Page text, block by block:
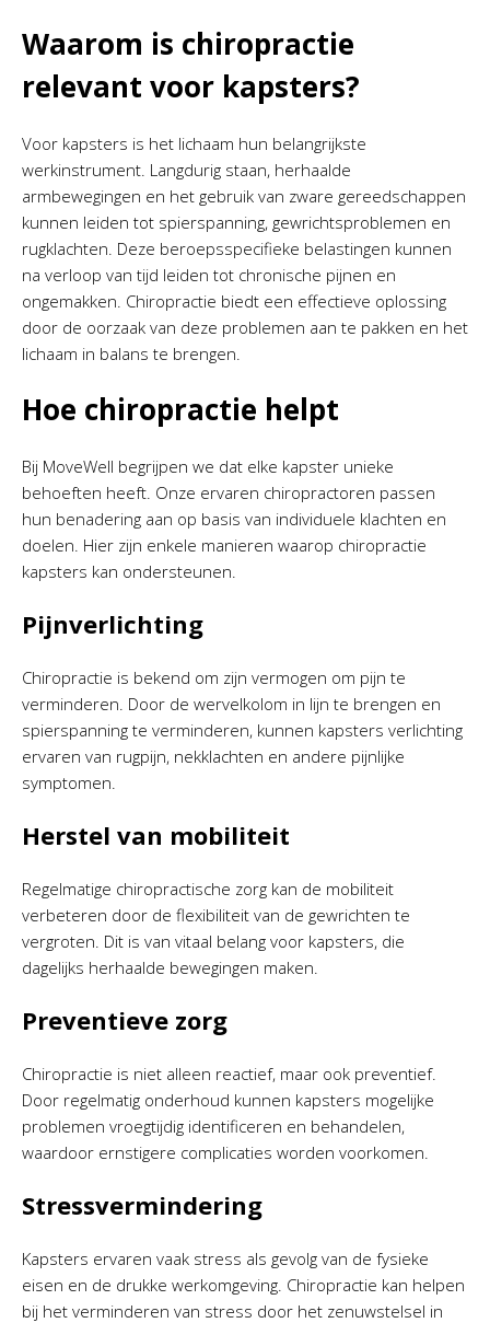
Waarom is chiropractie
relevant voor kapsters?
Voor kapsters is het lichaam hun belangrijkste
werkinstrument. Langdurig staan, herhaalde
armbewegingen en het gebruik van zware gereedschappen
kunnen leiden tot spierspanning, gewrichtsproblemen en
rugklachten. Deze beroepsspecifieke belastingen kunnen
na verloop van tijd leiden tot chronische pijnen en
ongemakken. Chiropractie biedt een effectieve oplossing
door de oorzaak van deze problemen aan te pakken en het
lichaam in balans te brengen.
Hoe chiropractie helpt
Bij MoveWell begrijpen we dat elke kapster unieke
behoeften heeft. Onze ervaren chiropractoren passen
hun benadering aan op basis van individuele klachten en
doelen. Hier zijn enkele manieren waarop chiropractie
kapsters kan ondersteunen.
Pijnverlichting
Chiropractie is bekend om zijn vermogen om pijn te
verminderen. Door de wervelkolom in lijn te brengen en
spierspanning te verminderen, kunnen kapsters verlichting
ervaren van rugpijn, nekklachten en andere pijnlijke
symptomen.
Herstel van mobiliteit
Regelmatige chiropractische zorg kan de mobiliteit
verbeteren door de flexibiliteit van de gewrichten te
vergroten. Dit is van vitaal belang voor kapsters, die
dagelijks herhaalde bewegingen maken.
Preventieve zorg
Chiropractie is niet alleen reactief, maar ook preventief.
Door regelmatig onderhoud kunnen kapsters mogelijke
problemen vroegtijdig identificeren en behandelen,
waardoor ernstigere complicaties worden voorkomen.
Stressvermindering
Kapsters ervaren vaak stress als gevolg van de fysieke
eisen en de drukke werkomgeving. Chiropractie kan helpen
bij het verminderen van stress door het zenuwstelsel in